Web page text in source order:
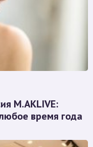
M.AKLIVE:
время года